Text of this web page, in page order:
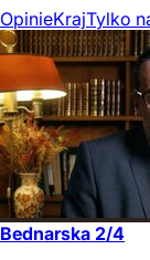
OpinieKrajTylko
Bednarska 2/4